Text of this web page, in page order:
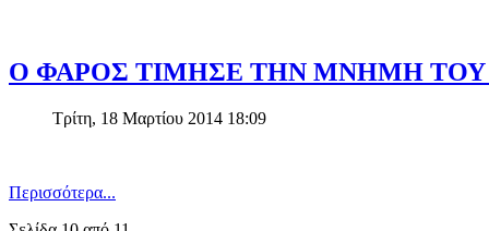
Ο ΦΑΡΟΣ ΤΙΜΗΣΕ ΤΗΝ ΜΝΗΜΗ ΤΟΥ
Τρίτη, 18 Μαρτίου 2014 18:09
Περισσότερα...